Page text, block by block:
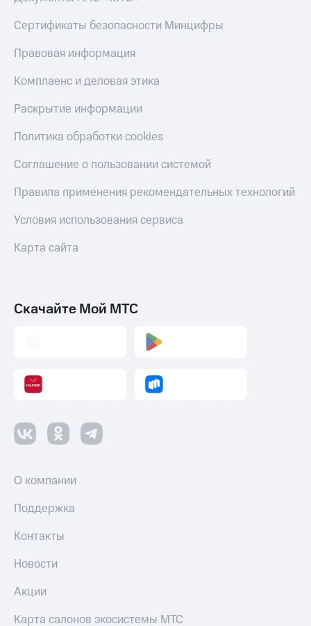
Сертификаты безопасности Минцифры
Правовая информация
Комплаенс и деловая этика
Раскрытие информации
Политика обработки cookies
Соглашение о пользовании системой
Правила применения рекомендательных технологий
Условия использования сервиса
Карта сайта
Скачайте Мой МТС
О компании
Поддержка
Контакты
Новости
Акции
Карта салонов экосистемы МТС